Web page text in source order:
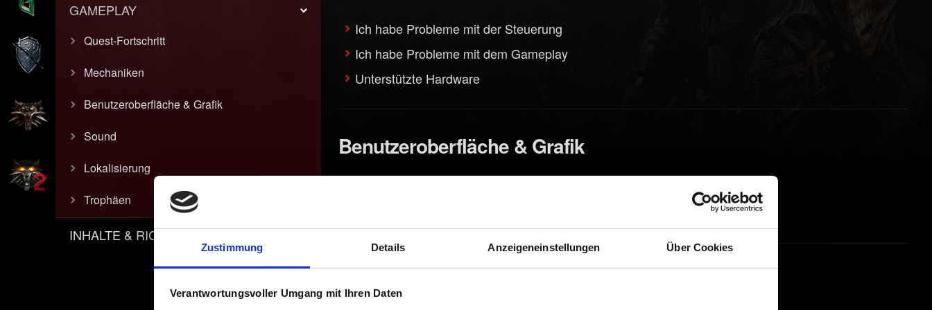
Zustimmung Details Anzeigeneinstellungen Über Cookies
Verantwortungsvoller Umgang mit Ihren Daten
GAMEPLAY
Quest-Fortschritt
Mechaniken
Benutzeroberfläche & Grafik
Sound
Lokalisierung
Trophäen
INHALTE & RICHTLINIEN
Ich habe Probleme mit der Steuerung
Ich habe Probleme mit dem Gameplay
Unterstützte Hardware
Benutzeroberfläche & Grafik